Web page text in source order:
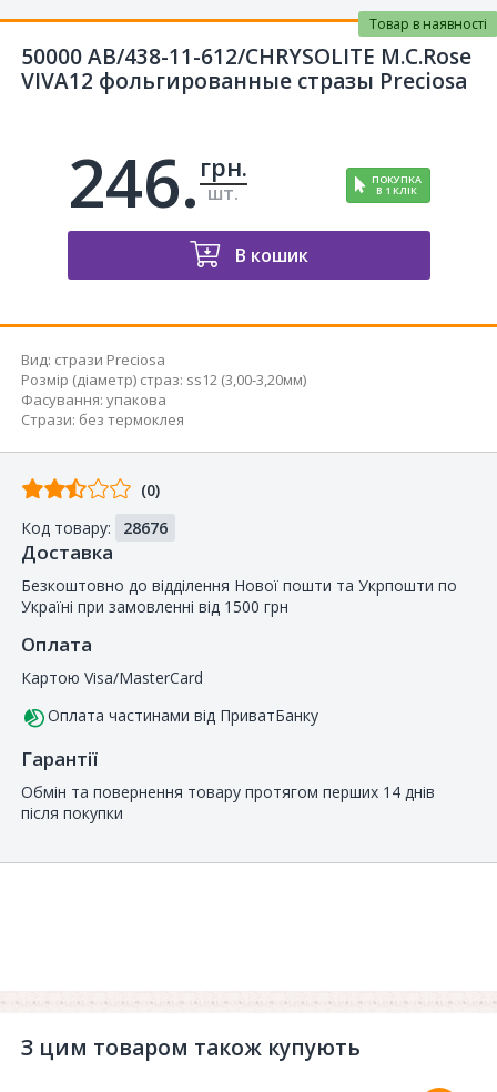
50000 AB/438-11-612/CHRYSOLITE M.C.Rose
VIVA12 фольгированные стразы Preciosa
Товар в наявності
246. грн.
шт.
ПОКУПКА
В 1 КЛІК
В кошик
Вид: стрази Preciosa
Розмір (діаметр) страз: ss12 (3,00-3,20мм)
Фасування: упакова
Стрази: без термоклея
Відгуків
покупців
(0)
Код товару:
28676
Доставка
Безкоштовно до відділення Нової пошти та Укрпошти по
Україні при замовленні від 1500 грн
Оплата
Картою Visa/MasterCard
Оплата частинами від ПриватБанку
Гарантії
Обмін та повернення товару протягом перших 14 днів
після покупки
З цим товаром також купують